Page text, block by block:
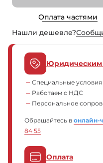
Оплата частями
Нашли дешевле?
Специальные условия
Работаем с НДС
Персональное
Обращайтесь в онлайн-
84 55
Оплата